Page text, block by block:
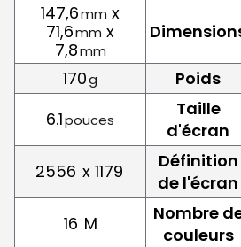
147,6mm x
71,6mm x
7,8mm
170g Poids
6.1pouces
Taille
d'écran
2556 x 1179
Définition
de l'écran
16 M
Nombre
couleurs